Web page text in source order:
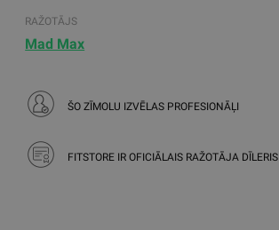
RAŽOTĀJS
Mad Max
ŠO ZĪMOLU IZVĒLAS PROFESIONĀĻI
FITSTORE IR OFICIĀLAIS RAŽOTĀJA DĪLERIS